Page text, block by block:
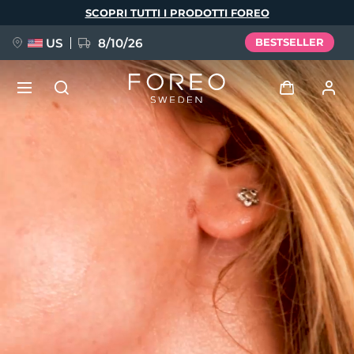
SCOPRI TUTTI I PRODOTTI FOREO
US 8/10/26 BESTSELLER
Accedi
Profilo utente
I miei dispositivi
I miei ordini
I miei indirizzi
I miei abbonamenti
FAQ™ Pure Beauty-Tech Elixir
issa™ Teeth Whitening Set
Español
Português
Русский
Türkçe
繁體中文